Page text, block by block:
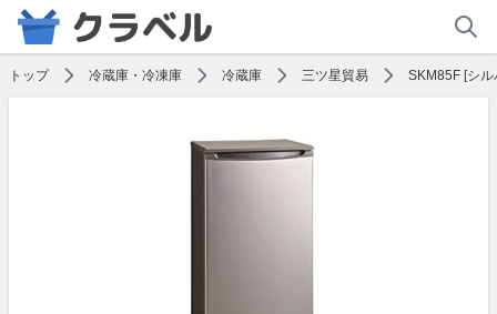
トップ 冷蔵庫・冷凍庫 冷蔵庫 三ツ星貿易 SKM85F [シ